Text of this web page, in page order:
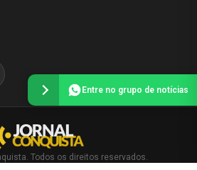
Todos os direitos reservados.
Entre no grupo de notícias